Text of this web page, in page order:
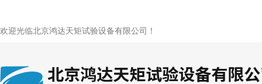
欢迎光临北京鸿达天矩试验设备有限公司！